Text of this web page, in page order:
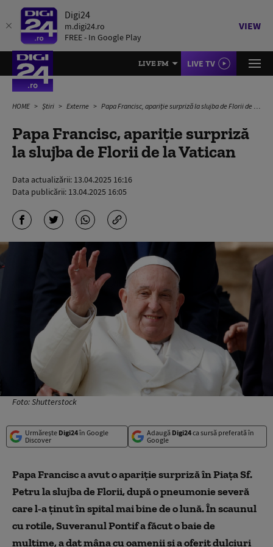
Digi24
m.digi24.ro
FREE - In Google Play
VIEW
LIVE FM LIVE TV
HOME Știri Externe Papa Francisc, apariție surpriză la slujba de Florii de la Vatican
Papa Francisc, apariție surpriză
la slujba de Florii de la Vatican
Data actualizării: 13.04.2025 16:16
Data publicării: 13.04.2025 16:05
Foto: Shutterstock
Urmărește Digi24în Google
Discover
Adaugă Digi24ca sursă preferată în
Google
Papa Francisc a avut o apariție surpriză în Piața Sf.
Petru la slujba de Florii, după o pneumonie severă
care l-a ținut în spital mai bine de o lună. În scaunul
cu rotile, Suveranul Pontif a făcut o baie de
mulțime, a dat mâna cu oamenii și a oferit dulciuri